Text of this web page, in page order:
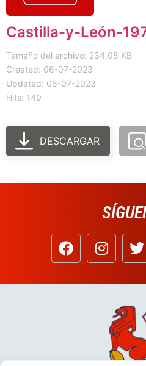
Castilla-y-León-
Tamaño del archivo: 234.05 KB
Created: 06-07-2023
Updated: 06-07-2023
Hits: 149
DESCARGAR